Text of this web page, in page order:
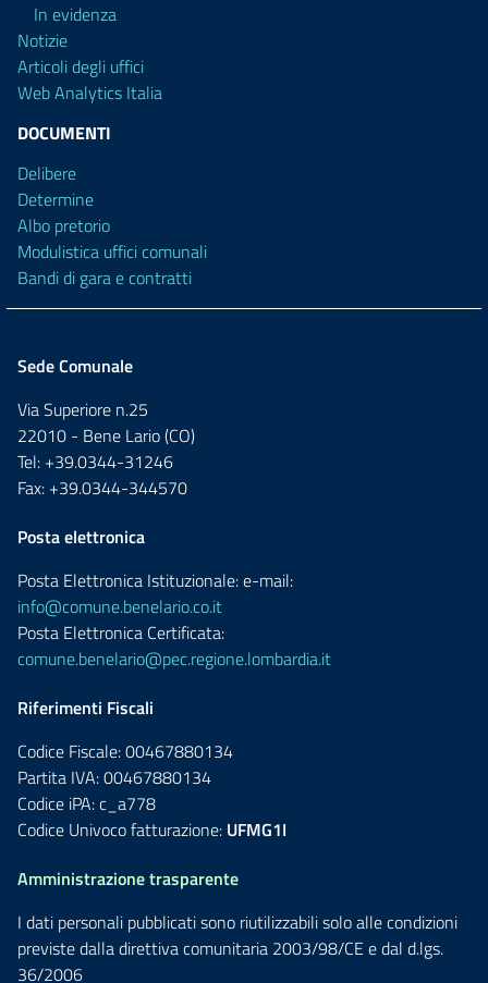
In evidenza
Notizie
Articoli degli uffici
Web Analytics Italia
DOCUMENTI
Delibere
Determine
Albo pretorio
Modulistica uffici comunali
Bandi di gara e contratti
Sede Comunale
Via Superiore n.25
22010 - Bene Lario (CO)
Tel: +39.0344-31246
Fax: +39.0344-344570
Posta elettronica
Posta Elettronica Istituzionale: e-mail:
info@comune.benelario.co.it
Posta Elettronica Certificata:
comune.benelario@pec.regione.lombardia.it
Riferimenti Fiscali
Codice Fiscale: 00467880134
Partita IVA: 00467880134
Codice iPA: c_a778
Codice Univoco fatturazione: UFMG1I
Amministrazione trasparente
I dati personali pubblicati sono riutilizzabili solo alle condizioni
previste dalla direttiva comunitaria 2003/98/CE e dal d.lgs.
36/2006